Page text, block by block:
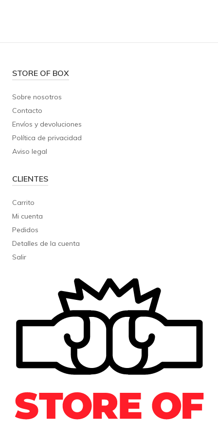
STORE OF BOX
Sobre nosotros
Contacto
Envíos y devoluciones
Política de privacidad
Aviso legal
CLIENTES
Carrito
Mi cuenta
Pedidos
Detalles de la cuenta
Salir